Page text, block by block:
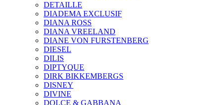
DETAILLE
DIADEMA EXCLUSIF
DIANA ROSS
DIANA VREELAND
DIANE VON FURSTENBERG
DIESEL
DILIS
DIPTYQUE
DIRK BIKKEMBERGS
DISNEY
DIVINE
DOLCE & GABBANA